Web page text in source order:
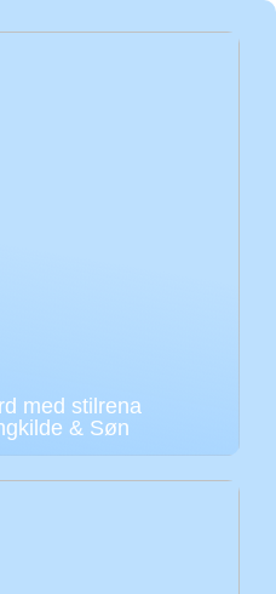
med stilrena
& Søn